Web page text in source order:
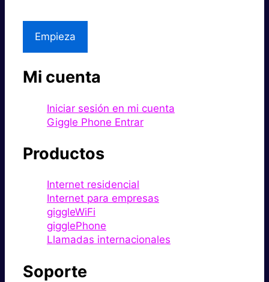
Empieza
Mi cuenta
Iniciar sesión en mi cuenta
Giggle Phone Entrar
Productos
Internet residencial
Internet para empresas
giggleWiFi
gigglePhone
Llamadas internacionales
Soporte